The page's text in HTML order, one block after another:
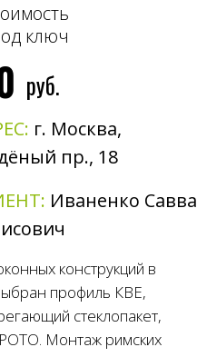
г. Москва,
пр., 18
Иваненко Савва
конструкций в
профиль КВЕ,
стеклопакет,
Монтаж римских
ключ
руб.